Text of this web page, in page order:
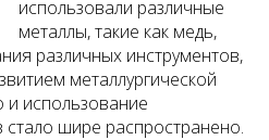
использовали различные
металлы, такие как медь,
различных инструментов,
металлургической
и использование
стало шире распространено.